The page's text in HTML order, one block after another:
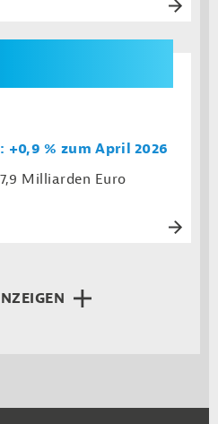
+0,9 % zum April 2026
Milliarden Euro